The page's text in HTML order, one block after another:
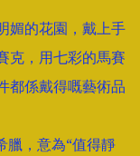
媚的花園，戴上手
克，用七彩的馬賽
都係戴得嘅藝術品
臘，意為“值得靜